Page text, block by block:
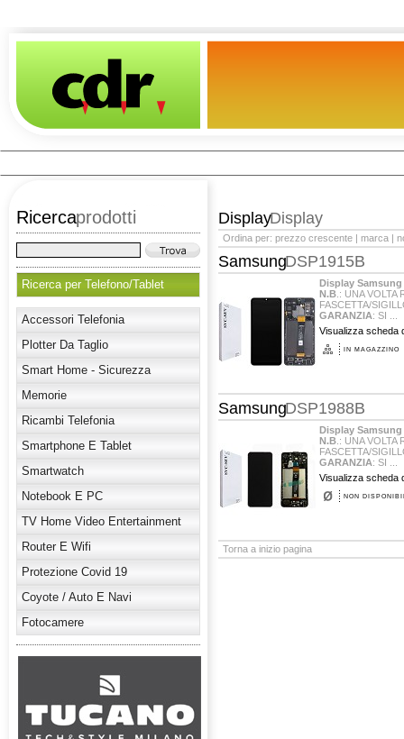
Ricercaprodotti
Ricerca per Telefono/Tablet
Accessori Telefonia
Plotter Da Taglio
Smart Home - Sicurezza
Memorie
Ricambi Telefonia
Smartphone E Tablet
Smartwatch
Notebook E PC
TV Home Video Entertainment
Router E Wifi
Protezione Covid 19
Coyote / Auto E Navi
Fotocamere
DisplayDisplay
Ordina per: prezzo crescente | marca |
SamsungDSP1915B
Display Samsung
N.B .: UNA VOLTA
FASCETTA/
GARANZIA: SI ...
Visualizza scheda
IN MAGAZZINO
SamsungDSP1988B
Display Samsung
N.B .: UNA VOLTA
FASCETTA/
GARANZIA: SI ...
Visualizza scheda
NON
Torna a inizio pagina